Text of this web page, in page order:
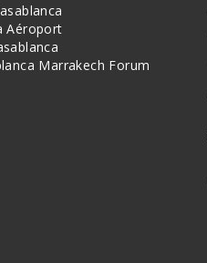
Aéroport
Marrakech Forum